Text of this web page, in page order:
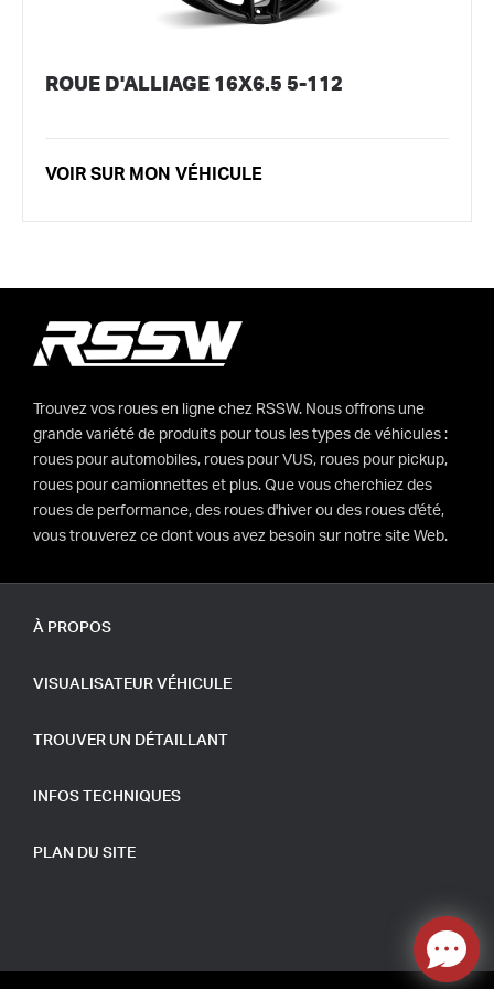
ROUE D'ALLIAGE 16X6.5 5-112
VOIR SUR MON VÉHICULE
À PROPOS
VISUALISATEUR VÉHICULE
TROUVER UN DÉTAILLANT
INFOS TECHNIQUES
PLAN DU SITE
Trouvez vos roues en ligne chez RSSW. Nous offrons une
grande variété de produits pour tous les types de véhicules :
roues pour automobiles, roues pour VUS, roues pour pickup,
roues pour camionnettes et plus. Que vous cherchiez des
roues de performance, des roues d'hiver ou des roues d'été,
vous trouverez ce dont vous avez besoin sur notre site Web.